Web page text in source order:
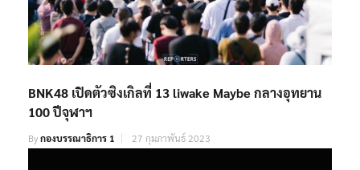
BNK48 เปิดตัวซิงเกิลที่ 13 liwake Maybe กลางอุทยาน
100 ปีจุฬาฯ
Byกองบรรณาธิการ 1 27 กุมภาพันธ์ 2023